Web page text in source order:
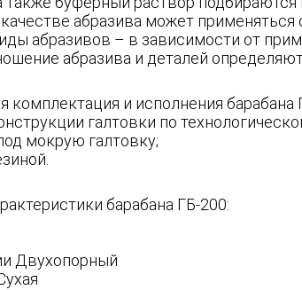
абразива может
абразивов – в зависимости от
абразива и деталей
комплектация и исполнения барабана
галтовки по
мокрую галтовку;
барабана ГБ-200:
Двухопорный